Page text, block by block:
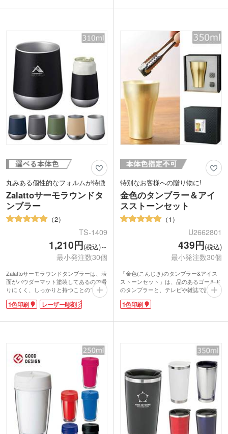
がおしゃれ。
ー彫刻が可能。企業ロゴを名入れすれ
ば、性別問わず喜ばれる竣工記念品や周
年記念品が制作できます。
500ml(JDP)は名入れが映えるシンプル
丸みある個性的なフォルムが特徴
Zalattoサーモラウンドタ
ンブラー
2
TS-1409
1,210円(税込)～
最小発注数30個
Zalattoサーモラウンドタンブラーは、表
面がパウダーマット塗装してあるので滑
りにくく、しっかりと持つことのできる
個性的なフォルムの真空二重構造タンブ
ラーです。本体の側面にぐるっと広範囲
彫刻印刷もおすすめです。
個性的なデザインがオシャレなので、他
と差をつけたい方にピッタリ!しかも、
保冷保温がバッチリなステンレスサー
モ。デザイン性と機能性を併せ持つ人気
商品です。
オリジナルのタンブラーを作り、開店記
念などで配布し喜ばれています。
1色印刷 レーザー彫刻
特別なお客様への贈り物に!
金色のタンブラー＆アイ
スストーンセット
1
U2662801
439円(税込)
最小発注数30個
「金色(こんじき)のタンブラー&アイス
ストーンセット」は、品のあるゴールド
のタンブラーと、テレビや雑誌で話題の
飲み物を薄めず冷やせるアイスストーン
のセットです。
製、アイスストーンは保冷効果がある大
ったり!住宅展示の来場記念や車の試乗
プレゼントなどに選ばれているタンブラ
アイスストーンは事前に冷凍庫で12時間
冷却してからご使用ください。
1色印刷